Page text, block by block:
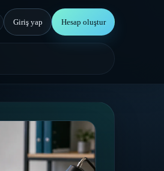
Giriş yap Hesap oluştur